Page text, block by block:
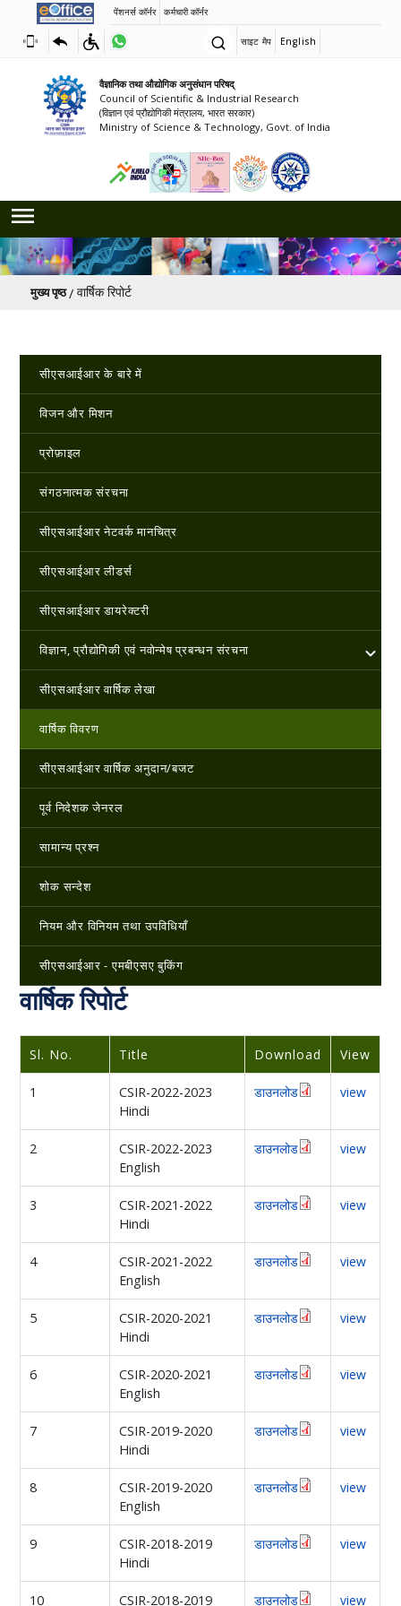
पेंशनर्स कॉर्नर कर्मचारी कॉर्नर
साइट मैप English
वैज्ञानिक तथा औद्योगिक अनुसंधान परिषद्
Council of Scientific & Industrial Research
(विज्ञान एवं प्रौद्योगिकी मंत्रालय, भारत सरकार)
Ministry of Science & Technology, Govt. of India
पग चिन्ह
मुख्य पृष्ठ वार्षिक रिपोर्ट
Main navigation
सीएसआईआर के बारे में
विजन और मिशन
प्रोफ़ाइल
संगठनात्मक संरचना
सीएसआईआर नेटवर्क मानचित्र
सीएसआईआर लीडर्स
सीएसआईआर डायरेक्टरी
विज्ञान, प्रौद्योगिकी एवं नवोन्‍मेष प्रबन्‍धन संरचना
सीएसआईआर वार्षिक लेखा
वार्षिक विवरण
सीएसआईआर वार्षिक अनुदान/बजट
पूर्व निदेशक जेनरल
सामान्य प्रश्न
शोक सन्देश
नियम और विनियम तथा उपविधियाँ
सीएसआईआर - एमबीएसए बुकिंग
वार्षिक रिपोर्ट
Sl. No. Title Download View
1
CSIR-2022-2023
Hindi
डाउनलोड view
2
CSIR-2022-2023
English
डाउनलोड view
3
CSIR-2021-2022
Hindi
डाउनलोड view
4
CSIR-2021-2022
English
डाउनलोड view
5
CSIR-2020-2021
Hindi
डाउनलोड view
6
CSIR-2020-2021
English
डाउनलोड view
7
CSIR-2019-2020
Hindi
डाउनलोड view
8
CSIR-2019-2020
English
डाउनलोड view
9
CSIR-2018-2019
Hindi
डाउनलोड view
10
CSIR-2018-2019
डाउनलोड view